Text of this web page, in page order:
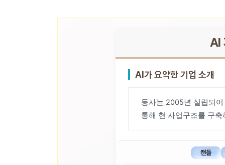
AI
AI가 요약한 기업 소개
동사는 2005년 설립되
통해 현 사업구조를 구
캔들